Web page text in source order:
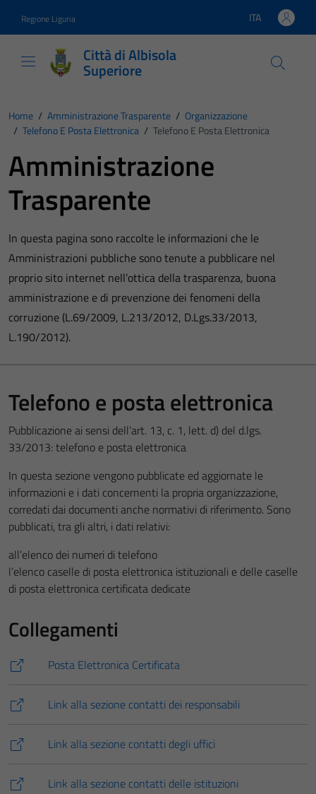
Regione Liguria Lingua attiva:
ITA
Città di Albisola
Superiore
Home / Amministrazione Trasparente / Organizzazione
/ Telefono E Posta Elettronica / Telefono E Posta Elettronica
Amministrazione
Trasparente
In questa pagina sono raccolte le informazioni che le
Amministrazioni pubbliche sono tenute a pubblicare nel
proprio sito internet nell’ottica della trasparenza, buona
amministrazione e di prevenzione dei fenomeni della
corruzione (L.69/2009, L.213/2012, D.Lgs.33/2013,
L.190/2012).
Telefono e posta elettronica
Pubblicazione ai sensi dell’art. 13, c. 1, lett. d) del d.lgs.
33/2013: telefono e posta elettronica
In questa sezione vengono pubblicate ed aggiornate le
informazioni e i dati concernenti la propria organizzazione,
corredati dai documenti anche normativi di riferimento. Sono
pubblicati, tra gli altri, i dati relativi:
all’elenco dei numeri di telefono
l’elenco caselle di posta elettronica istituzionali e delle caselle
di posta elettronica certificata dedicate
Collegamenti
Posta Elettronica Certificata
Link alla sezione contatti dei responsabili
Link alla sezione contatti degli uffici
Link alla sezione contatti delle istituzioni